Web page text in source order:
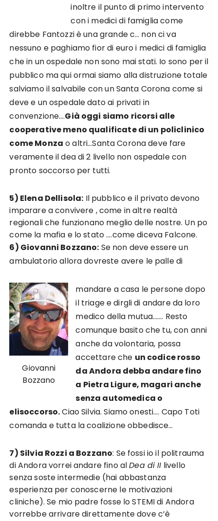
inoltre il punto di primo intervento
con i medici di famiglia come
direbbe Fantozzi è una grande c… non ci va
nessuno e paghiamo fior di euro i medici di famiglia
che in un ospedale non sono mai stati. Io sono per il
pubblico ma qui ormai siamo alla distruzione totale
salviamo il salvabile con un Santa Corona come si
deve e un ospedale dato ai privati in
convenzione….Già oggi siamo ricorsi alle
cooperative meno qualificate di un policlinico
come Monza o altri…Santa Corona deve fare
veramente il dea di 2 livello non ospedale con
pronto soccorso per tutti.
5) Elena Dellisola: Il pubblico e il privato devono
imparare a convivere , come in altre realtà
regionali che funzionano meglio delle nostre. Un po
come la mafia e lo stato ….come diceva Falcone.
6) Giovanni Bozzano: Se non deve essere un
ambulatorio allora dovreste avere le palle di
Giovanni
Bozzano
mandare a casa le persone dopo
il triage e dirgli di andare da loro
medico della mutua……. Resto
comunque basito che tu, con anni
anche da volontaria, possa
accettare che un codice rosso
da Andora debba andare fino
a Pietra Ligure, magari anche
senza automedica o
elisoccorso.Ciao Silvia. Siamo onesti…. Capo Toti
comanda e tutta la coalizione obbedisce…
7) Silvia Rozzi a Bozzano: Se fossi io il politrauma
di Andora vorrei andare fino alDea di II livello
senza soste intermedie (hai abbastanza
esperienza per conoscerne le motivazioni
cliniche). Se mio padre fosse lo STEMI di Andora
vorrebbe arrivare direttamente dove c’è